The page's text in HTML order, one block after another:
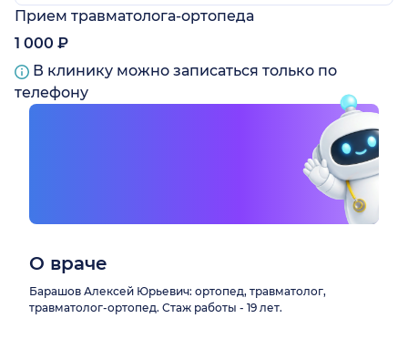
Прием травматолога-ортопеда
1 000 ₽
В клинику можно записаться только по
телефону
О враче
Барашов Алексей Юрьевич: ортопед, травматолог,
травматолог-ортопед. Стаж работы - 19 лет.